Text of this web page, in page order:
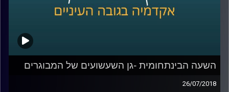
השעה הבינתחומית -גן השעשועים של המבוגרים
26/07/2018